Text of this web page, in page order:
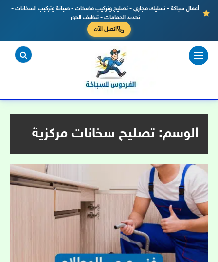
أعمال سباكة - تسليك مجاري - تصليح وتركيب مضخات - صيانة وتركيب السخانات -
تجديد الحمامات - تنظيف الجور
اتصل الآن
التجاوز
المحتوى
الوسم: تصليح سخانات مركزية